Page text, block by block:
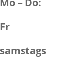
Mo – Do:
Fr
samstags